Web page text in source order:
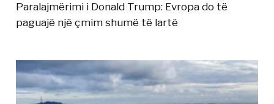
Paralajmërimi i Donald Trump: Evropa do të
paguajë një çmim shumë të lartë